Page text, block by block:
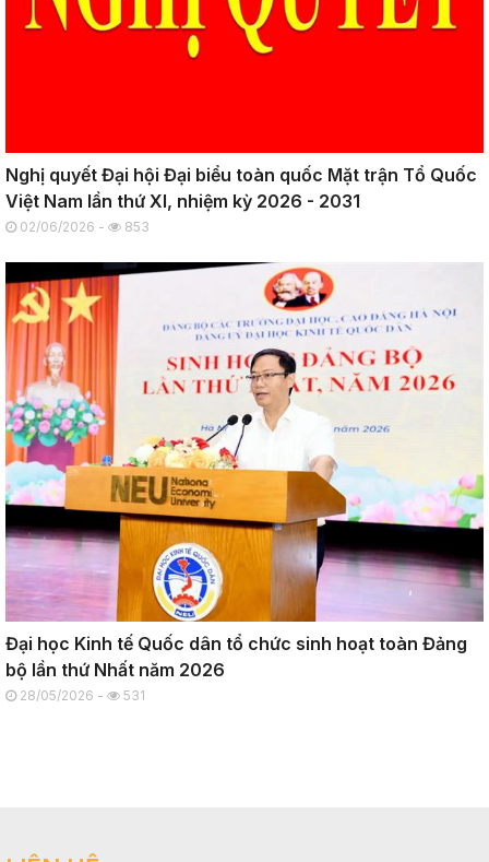
Nghị quyết Đại hội Đại biểu toàn quốc Mặt trận Tổ Quốc
Việt Nam lần thứ XI, nhiệm kỳ 2026 - 2031
02/06/2026 - 853
Đại học Kinh tế Quốc dân tổ chức sinh hoạt toàn Đảng
bộ lần thứ Nhất năm 2026
28/05/2026 - 531